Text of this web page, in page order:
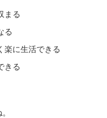
まる
る
楽に生活できる
きる